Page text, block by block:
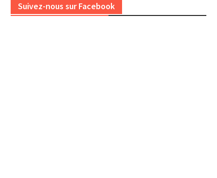
Suivez-nous sur Facebook